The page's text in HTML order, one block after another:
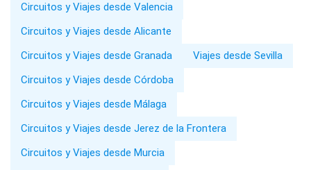
Circuitos y Viajes desde Valencia
Circuitos y Viajes desde Alicante
Circuitos y Viajes desde Granada
Viajes desde Sevilla
Circuitos y Viajes desde Córdoba
Circuitos y Viajes desde Málaga
Circuitos y Viajes desde Jerez de la Frontera
Circuitos y Viajes desde Murcia